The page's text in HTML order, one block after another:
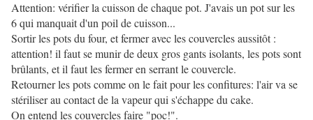
Attention: vérifier la cuisson de chaque pot. J'avais un pot sur les
6 qui manquait d'un poil de cuisson...
Sortir les pots du four, et fermer avec les couvercles aussitôt :
attention! il faut se munir de deux gros gants isolants, les pots sont
brûlants, et il faut les fermer en serrant le couvercle.
Retourner les pots comme on le fait pour les confitures: l'air va se
stériliser au contact de la vapeur qui s'échappe du cake.
On entend les couvercles faire "poc!".